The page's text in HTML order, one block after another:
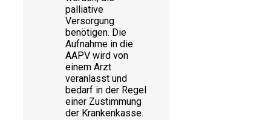
palliative
Versorgung
benötigen. Die
Aufnahme in die
AAPV wird von
einem Arzt
veranlasst und
bedarf in der Regel
einer Zustimmung
der Krankenkasse.